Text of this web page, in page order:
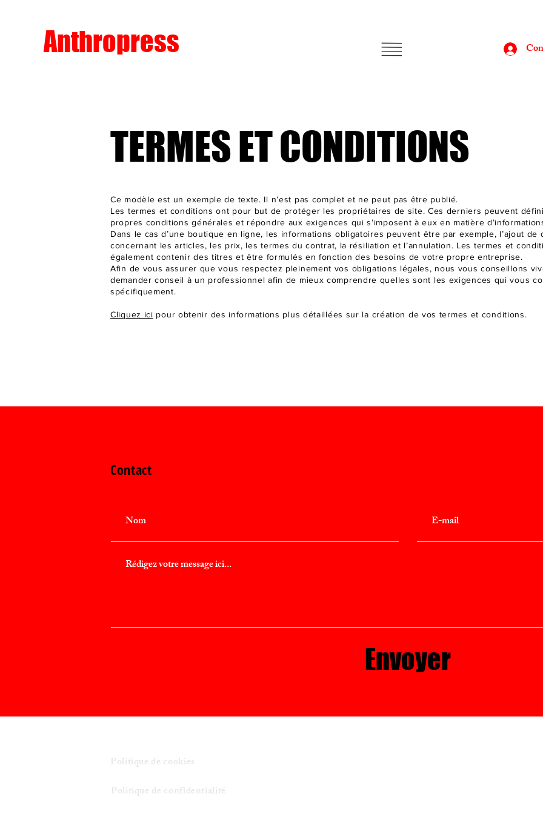
Anthropress
TERMES ET CONDITIONS
Ce modèle est un exemple de texte. Il n’est pas complet et ne peut pas être publié.
Les termes et conditions ont pour but de protéger les propriétaires de site. Ces derniers peuvent
propres conditions générales et répondre aux exigences qui s’imposent à eux en matière
Dans le cas d’une boutique en ligne, les informations obligatoires peuvent être par exemple, l’ajout de
concernant les articles, les prix, les termes du contrat, la résiliation et l’annulation. Les termes et
également contenir des titres et être formulés en fonction des besoins de votre propre entreprise.
Afin de vous assurer que vous respectez pleinement vos obligations légales, nous vous conseillons
demander conseil à un professionnel afin de mieux comprendre quelles sont les exigences qui vous
spécifiquement.
Cliquez ici pour obtenir des informations plus détaillées sur la création de vos termes et conditions.
Contact
Envoyer
Politique de cookies
Politique de confidentialité